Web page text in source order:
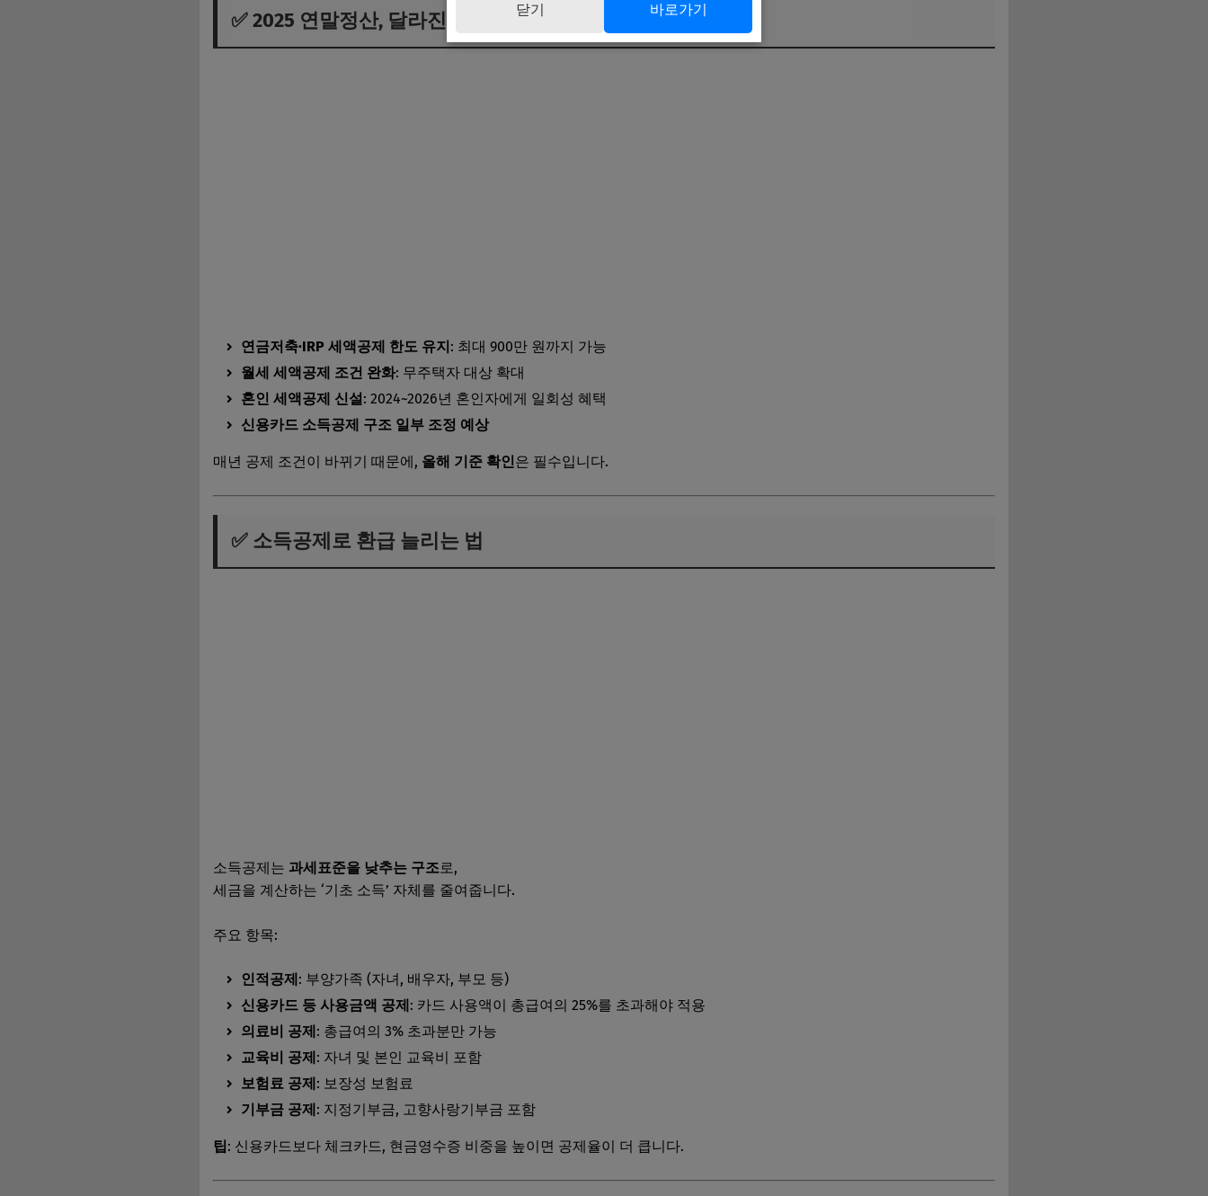
✅ 2025 연말정산, 달라진 제도는?
연금저축·IRP 세액공제 한도 유지: 최대 900만 원까지 가능
월세 세액공제 조건 완화: 무주택자 대상 확대
혼인 세액공제 신설: 2024~2026년 혼인자에게 일회성 혜택
신용카드 소득공제 구조 일부 조정 예상
매년 공제 조건이 바뀌기 때문에, 올해 기준 확인은 필수입니다.
✅ 소득공제로 환급 늘리는 법
소득공제는 과세표준을 낮추는 구조 로,
세금을 계산하는 ‘기초 소득’ 자체를 줄여줍니다.
주요 항목:
인적공제: 부양가족 (자녀, 배우자, 부모 등)
신용카드 등 사용금액 공제: 카드 사용액이 총급여의 25%를 초과해야 적용
의료비 공제: 총급여의 3% 초과분만 가능
교육비 공제: 자녀 및 본인 교육비 포함
보험료 공제: 보장성 보험료
기부금 공제: 지정기부금, 고향사랑기부금 포함
팁: 신용카드보다 체크카드, 현금영수증 비중을 높이면 공제율이 더 큽니다.
닫기 바로가기